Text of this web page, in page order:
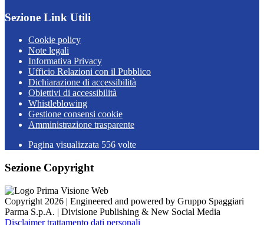
Sezione Link Utili
Cookie policy
Note legali
Informativa Privacy
Ufficio Relazioni con il Pubblico
Dichiarazione di accessibilità
Obiettivi di accessibilità
Whistleblowing
Gestione consensi cookie
Amministrazione trasparente
Pagina visualizzata 556 volte
Sezione Copyright
Copyright 2026 | Engineered and powered by Gruppo Spaggiari
Parma S.p.A. | Divisione Publishing & New Social Media
Disclaimer trattamento dati personali